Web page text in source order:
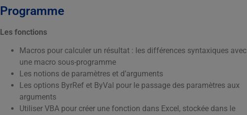
Programme
Les fonctions
Macros pour calculer un résultat : les différences syntaxiques avec
une macro sous-programme
Les notions de paramètres et d’arguments
Les options ByrRef et ByVal pour le passage des paramètres aux
arguments
Utiliser VBA pour créer une fonction dans Excel, stockée dans le